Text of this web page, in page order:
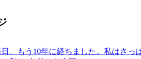
、もう10年に経ちました。私はさ